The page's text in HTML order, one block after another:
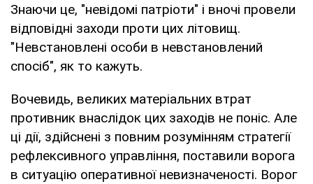
Знаючи це, "невідомі патріоти" і вночі провели
відповідні заходи проти цих літовищ.
"Невстановлені особи в невстановлений
спосіб", як то кажуть.
Вочевидь, великих матеріальних втрат
противник внаслідок цих заходів не поніс. Але
ці дії, здійснені з повним розумінням стратегії
рефлексивного управління, поставили ворога
в ситуацію оперативної невизначеності. Ворог